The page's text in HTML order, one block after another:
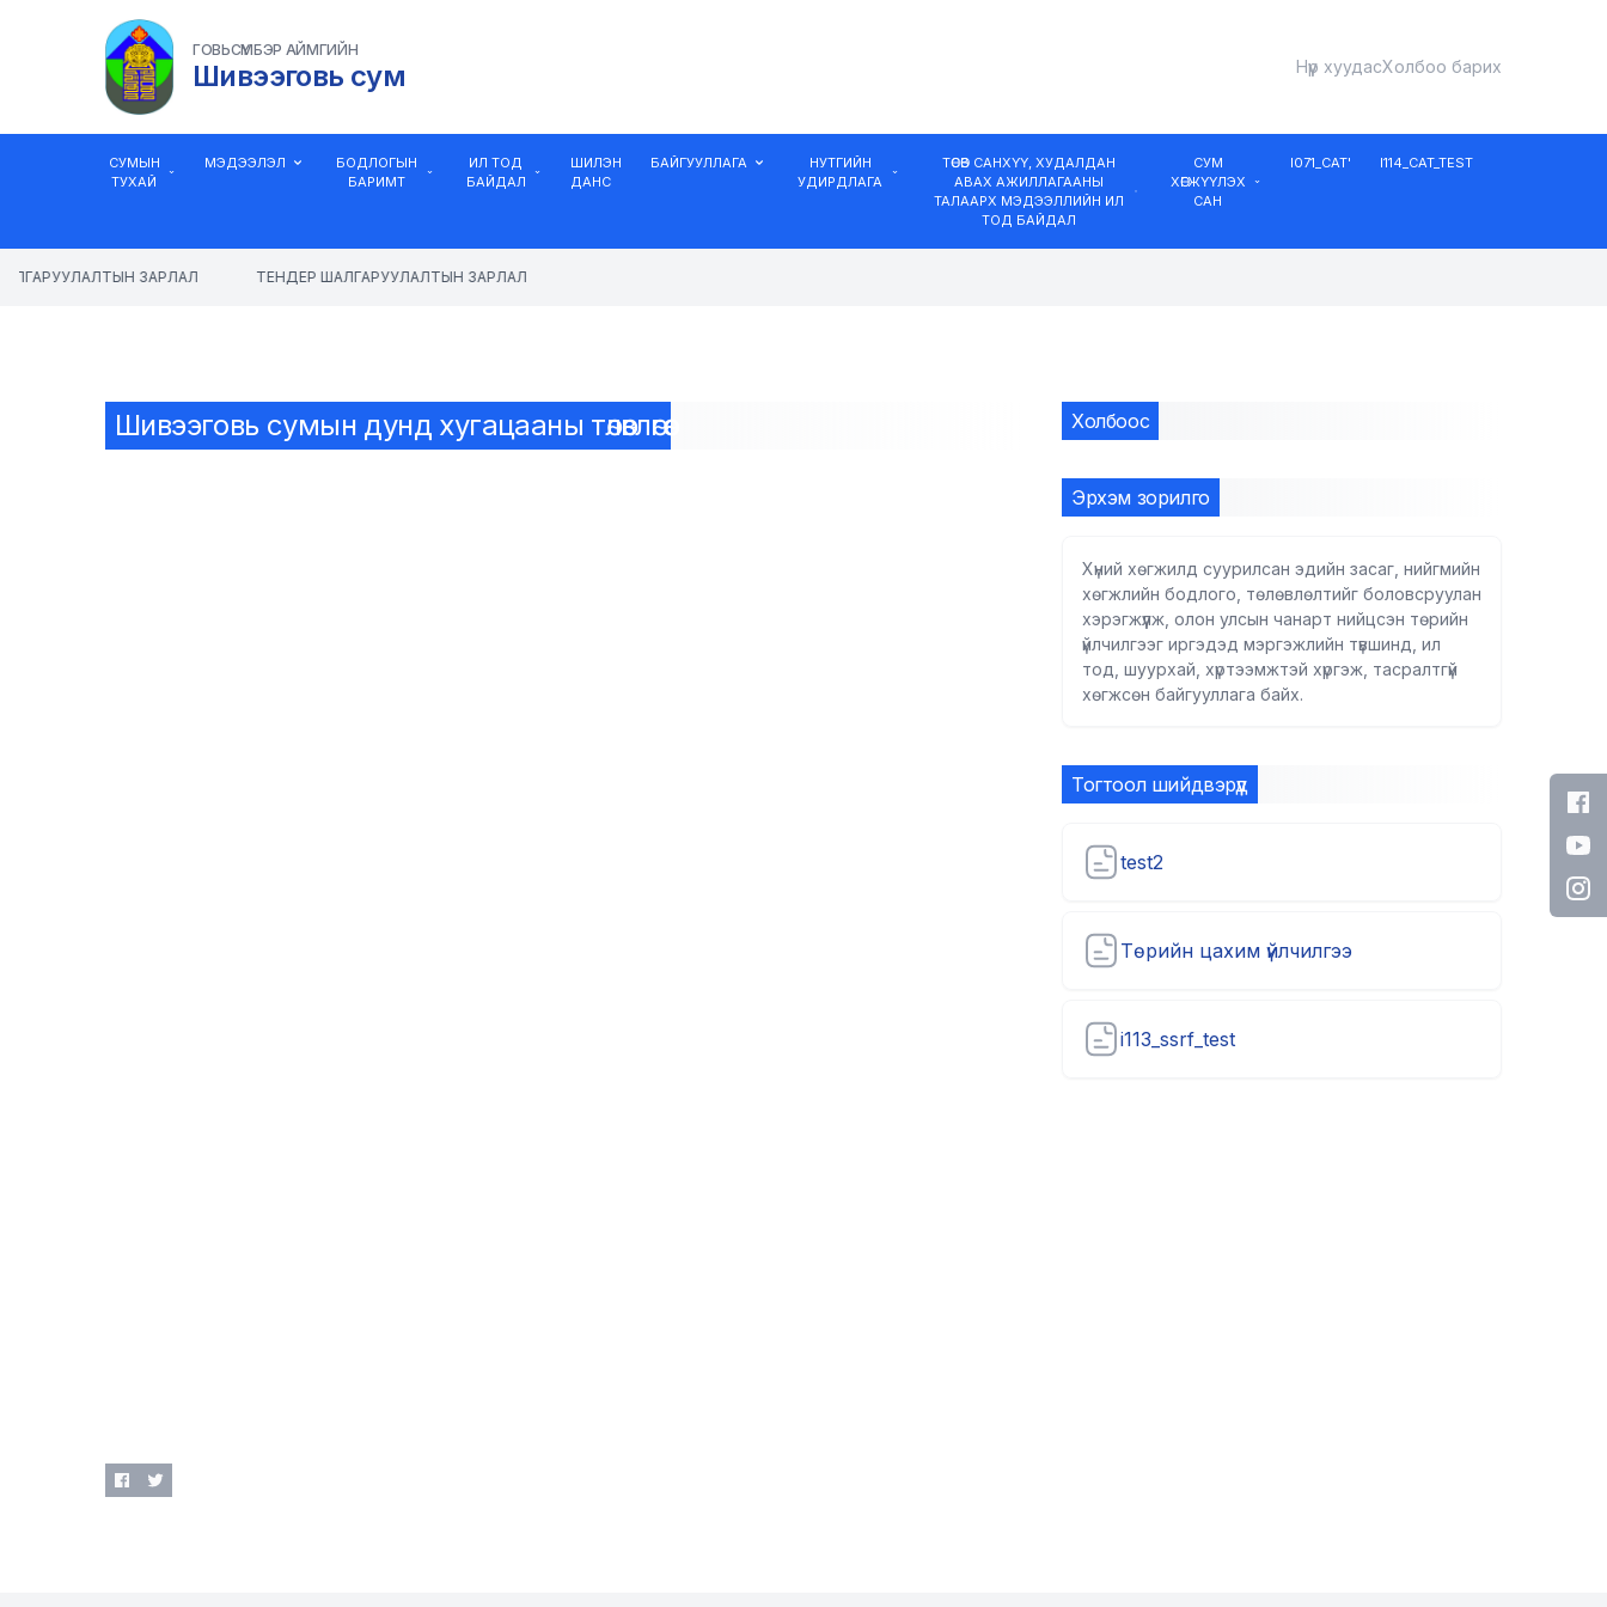
ГОВЬСҮМБЭР АЙМГИЙН
Шивээговь сум Нүүр хуудасХолбоо барих
СУМЫН
ТУХАЙ
МЭДЭЭЛЭЛ
БОДЛОГЫН
БАРИМТ
ИЛ ТОД
БАЙДАЛ
ШИЛЭН
ДАНС
БАЙГУУЛЛАГА
НУТГИЙН
УДИРДЛАГА
ТӨСӨВ САНХҮҮ, ХУДАЛДАН
АВАХ АЖИЛЛАГААНЫ
ТАЛААРХ МЭДЭЭЛЛИЙН ИЛ
ТОД БАЙДАЛ
СУМ
ХӨГЖҮҮЛЭХ
САН
I071_CAT' I114_CAT_TEST
ЗАРЛАЛ ТЕНДЕР ШАЛГАРУУЛАЛТЫН ЗАРЛАЛ
Шивээговь сумын дунд хугацааны төлөвлөгөө Холбоос
Эрхэм зорилго
Хүний хөгжилд суурилсан эдийн засаг, нийгмийн
хөгжлийн бодлого, төлөвлөлтийг боловсруулан
хэрэгжүүлж, олон улсын чанарт нийцсэн төрийн
үйлчилгээг иргэдэд мэргэжлийн түвшинд, ил
тод, шуурхай, хүртээмжтэй хүргэж, тасралтгүй
хөгжсөн байгууллага байх.
Тогтоол шийдвэрүүд
test2
Төрийн цахим үйлчилгээ
i113_ssrf_test